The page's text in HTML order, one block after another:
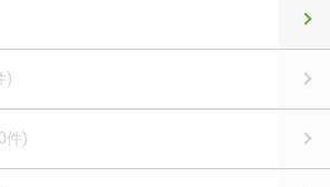
)
件)